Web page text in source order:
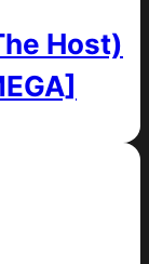
Host)